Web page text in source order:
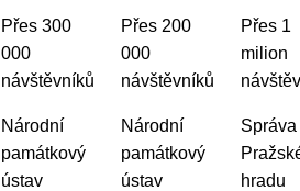
Přes 300
000
návštěvníků
Přes 200
000
návštěvníků
Přes 1
milion
Národní
památkový
ústav
Národní
památkový
ústav
Správa
hradu